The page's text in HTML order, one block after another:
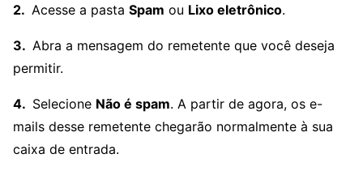
Acesse a pasta Spam ou Lixo eletrônico.
Abra a mensagem do remetente que você deseja
permitir.
Selecione Não é spam. A partir de agora, os e-
mails desse remetente chegarão normalmente à sua
caixa de entrada.